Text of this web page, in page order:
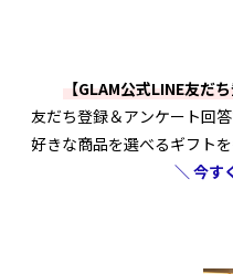
【GLAM公式LINE友だ
友だち登録＆アンケート回
好きな商品を選べるギフト
＼ 今す